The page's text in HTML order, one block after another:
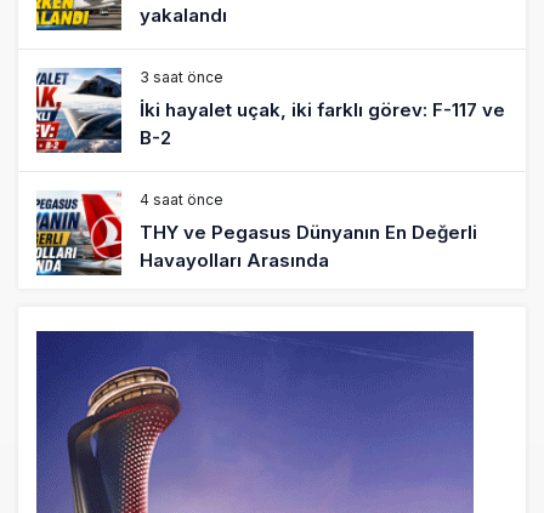
yakalandı
3 saat önce
İki hayalet uçak, iki farklı görev: F-117 ve
B-2
4 saat önce
THY ve Pegasus Dünyanın En Değerli
Havayolları Arasında
Fly Baghdad ABD yaptırım listesinden
çıkarıldı
6 saat önce
Elektrikli uçaklar Avrupa’da kısa rotalara
hazırlanıyor